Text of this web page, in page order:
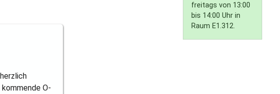
freitags von 13:00
bis 14:00 Uhr in
Raum E1.312.
O-